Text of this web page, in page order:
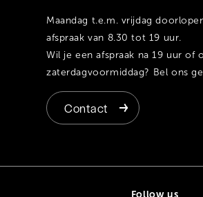
Maandag t.e.m. vrijdag
afspraak van 8.30 tot 19 uur.
Wil je een afspraak na 19 uur of
zaterdagvoormiddag? Bel ons
Contact
Follow us